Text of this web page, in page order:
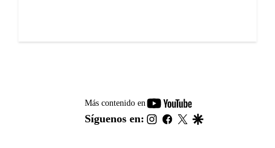
Más contenido en
youtube-
footer
Síguenos en: instagram
facebook
twitter